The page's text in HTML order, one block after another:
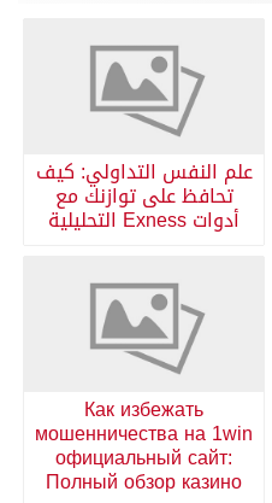
علم النفس التداولي: كيف
تحافظ على توازنك مع
أدوات Exness التحليلية
Как избежать
мошенничества на 1win
официальный сайт:
Полный обзор казино